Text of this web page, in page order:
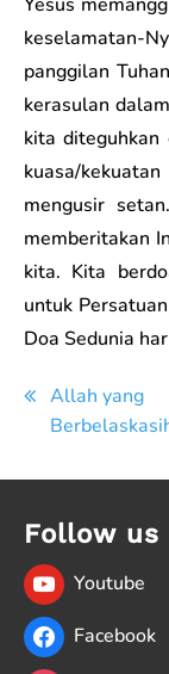
keselamatan-
panggilan
kerasulan
kita
kuasa/
mengusir
memberitakan
kita. Kita
untuk
Doa Sedunia
Post
Allah yang
Follow us
Youtube
Facebook